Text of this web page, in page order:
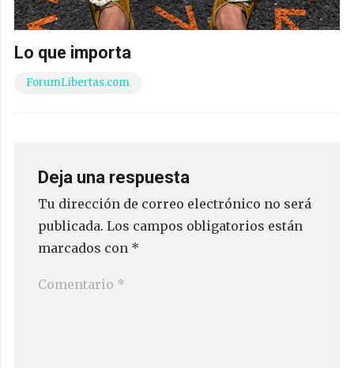
Lo que importa
ForumLibertas.com
Deja una respuesta
Tu dirección de correo electrónico no será
publicada. Los campos obligatorios están
marcados con *